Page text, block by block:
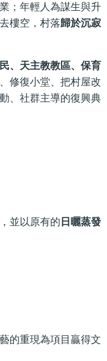
；年輕人為謀生與升
樓空，村落歸於沉寂
、天主教教區、保育
修復小堂、把村屋改
、社群主導的復興典
並以原有的 日曬蒸發
的重現為項目贏得文